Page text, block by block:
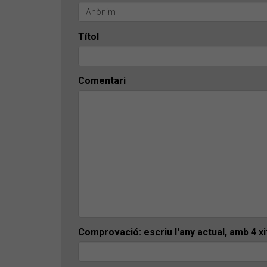
Títol
Comentari
Comprovació: escriu l'any actual, amb 4